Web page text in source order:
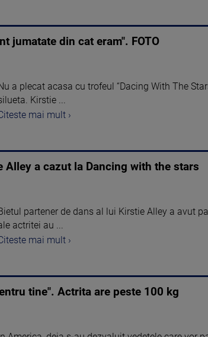
jumatate din cat eram". FOTO
a plecat acasa cu trofeul “Dacing With The
Kirstie ...
mai mult ›
Alley a cazut la Dancing with the stars
partener de dans al lui Kirstie Alley a avut
actritei au ...
mai mult ›
tine". Actrita are peste 100 kg